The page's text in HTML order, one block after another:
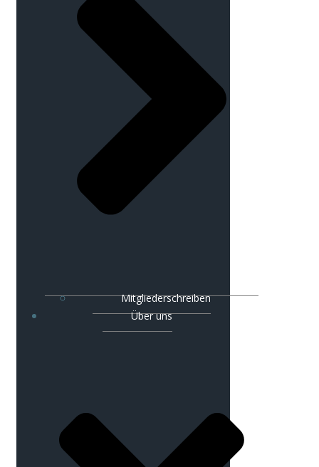
Mitgliederschreiben
Über uns